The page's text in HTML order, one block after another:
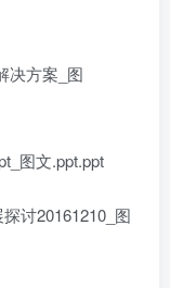
决方案_图
图文.ppt.ppt
讨20161210_图